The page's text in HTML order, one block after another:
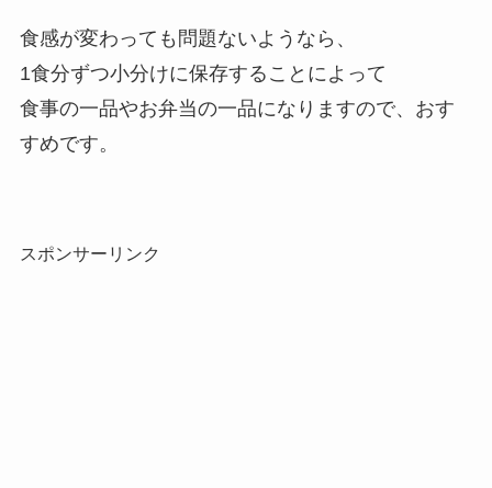
食感が変わっても問題ないようなら、
1食分ずつ小分けに保存することによって
食事の一品やお弁当の一品になりますので、おす
すめです。
スポンサーリンク